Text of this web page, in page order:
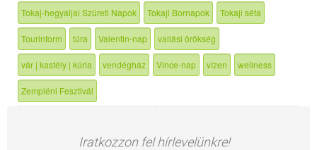
Tokaj-hegyaljai Szüreti Napok Tokaji Bornapok Tokaji séta
Tourinform túra Valentin-nap vallási örökség
vár | kastély | kúria vendégház Vince-nap vízen wellness
Zempléni Fesztivál
Iratkozzon fel hírlevelünkre!